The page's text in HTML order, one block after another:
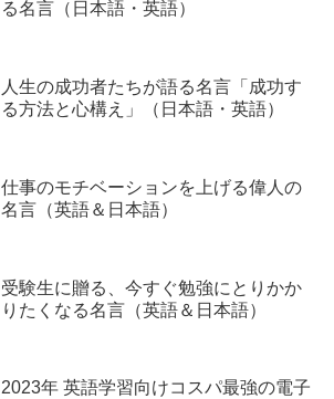
る名言（日本語・英語）
人生の成功者たちが語る名言「成功す
る方法と心構え」（日本語・英語）
仕事のモチベーションを上げる偉人の
名言（英語＆日本語）
受験生に贈る、今すぐ勉強にとりかか
りたくなる名言（英語＆日本語）
2023年 英語学習向けコスパ最強の電子